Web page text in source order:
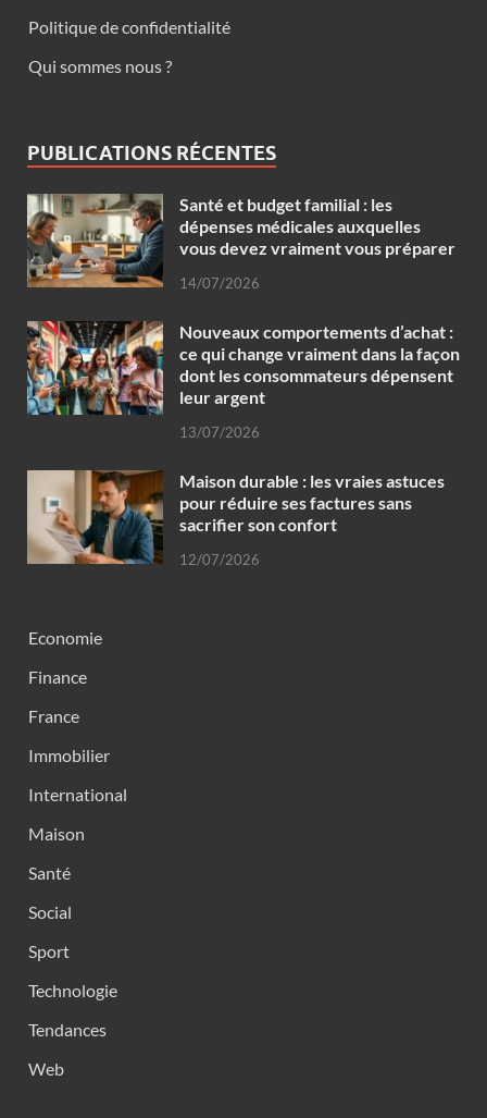
Politique de confidentialité
Qui sommes nous ?
PUBLICATIONS RÉCENTES
Santé et budget familial : les
dépenses médicales auxquelles
vous devez vraiment vous préparer
14/07/2026
Nouveaux comportements d’achat :
ce qui change vraiment dans la façon
dont les consommateurs dépensent
leur argent
13/07/2026
Maison durable : les vraies astuces
pour réduire ses factures sans
sacrifier son confort
12/07/2026
Economie
Finance
France
Immobilier
International
Maison
Santé
Social
Sport
Technologie
Tendances
Web